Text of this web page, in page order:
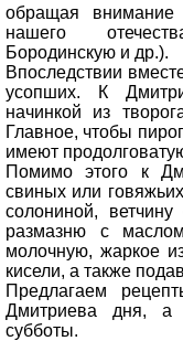
обращая
нашего
Бородинскую и др.).
Впоследствии
усопших. К
начинкой из
Главное, чтобы
имеют
Помимо этого к
свиных или
солониной,
размазню с
молочную, жаркое
кисели, а также
Предлагаем
Дмитриева дня, а
субботы.